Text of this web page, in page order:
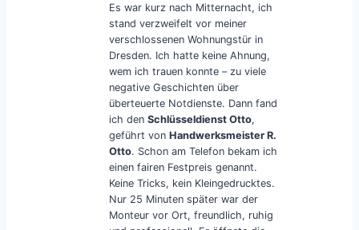
Es war kurz nach Mitternacht, ich
stand verzweifelt vor meiner
verschlossenen Wohnungstür in
Dresden. Ich hatte keine Ahnung,
wem ich trauen konnte – zu viele
negative Geschichten über
überteuerte Notdienste. Dann fand
ich den Schlüsseldienst Otto,
geführt von Handwerksmeister R.
Otto. Schon am Telefon bekam ich
einen fairen Festpreis genannt.
Keine Tricks, kein Kleingedrucktes.
Nur 25 Minuten später war der
Monteur vor Ort, freundlich, ruhig